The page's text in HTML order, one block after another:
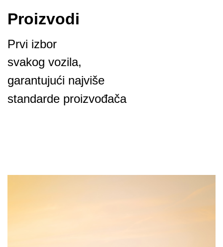
Proizvodi
Prvi izbor
svakog vozila,
garantujući najviše
standarde proizvođača